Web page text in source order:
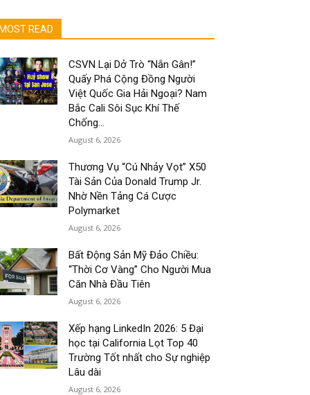
MOST READ
CSVN Lại Dở Trò “Nắn Gân!”
Quấy Phá Cộng Đồng Người
Việt Quốc Gia Hải Ngoại? Nam
Bắc Cali Sôi Sục Khí Thế
Chống...
August 6, 2026
Thương Vụ “Cú Nhảy Vọt” X50
Tài Sản Của Donald Trump Jr.
Nhờ Nền Tảng Cá Cược
Polymarket
August 6, 2026
Bất Động Sản Mỹ Đảo Chiều:
“Thời Cơ Vàng” Cho Người Mua
Căn Nhà Đầu Tiên
August 6, 2026
Xếp hạng LinkedIn 2026: 5 Đại
học tại California Lọt Top 40
Trường Tốt nhất cho Sự nghiệp
Lâu dài
August 6, 2026